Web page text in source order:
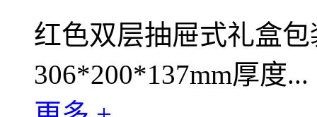
红色双层抽屉式礼盒
306*200*137mm厚度...